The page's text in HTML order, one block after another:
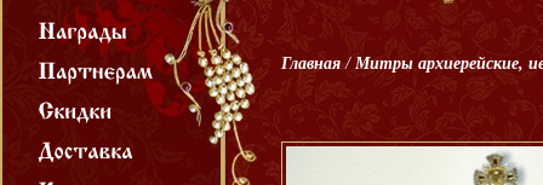
Главная / Митры архиерейские,